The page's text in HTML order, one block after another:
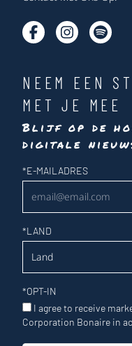
NEEM EEN
MET JE MEE
Blijf op de
digitale
Nieuwsbrief
*E-MAILADRES
*LAND
*OPT-IN
I agree to receive
Corporation Bonaire in